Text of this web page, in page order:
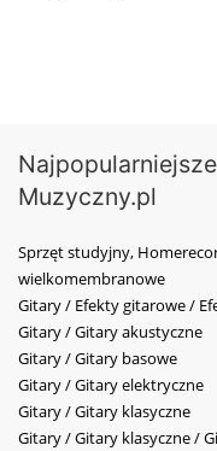
Muzyczny.pl
Sprzęt studyjny,
wielkomembranowe
Gitary / Efekty gitarowe /
Gitary / Gitary akustyczne
Gitary / Gitary basowe
Gitary / Gitary elektryczne
Gitary / Gitary klasyczne
Gitary / Gitary klasyczne /